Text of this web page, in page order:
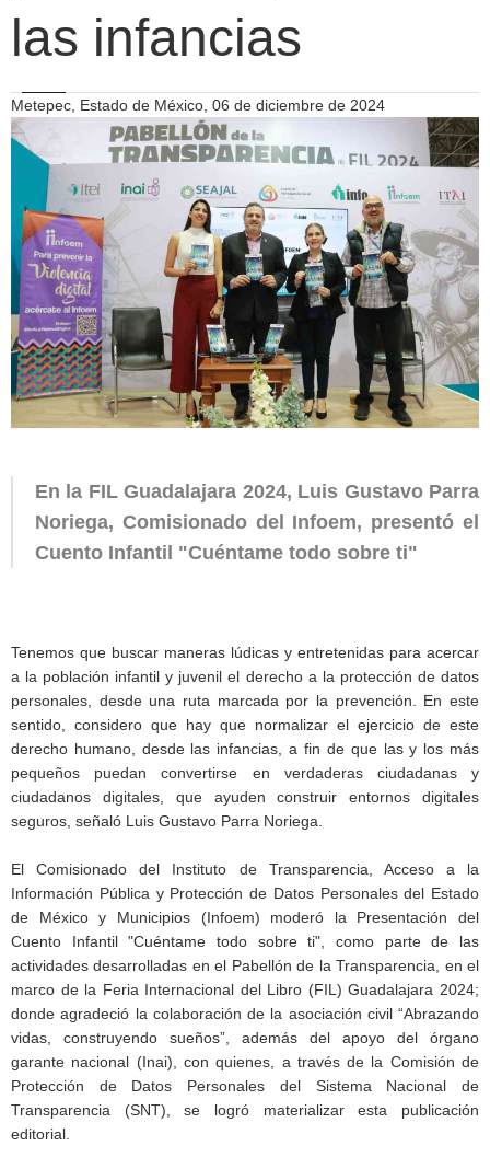
las infancias
Metepec, Estado de México, 06 de diciembre de 2024
En la FIL Guadalajara 2024, Luis Gustavo Parra
Noriega, Comisionado del Infoem, presentó el
Cuento Infantil "Cuéntame todo sobre ti"
Tenemos que buscar maneras lúdicas y entretenidas para acercar
a la población infantil y juvenil el derecho a la protección de datos
personales, desde una ruta marcada por la prevención. En este
sentido, considero que hay que normalizar el ejercicio de este
derecho humano, desde las infancias, a fin de que las y los más
pequeños puedan convertirse en verdaderas ciudadanas y
ciudadanos digitales, que ayuden construir entornos digitales
seguros, señaló Luis Gustavo Parra Noriega.
El Comisionado del Instituto de Transparencia, Acceso a la
Información Pública y Protección de Datos Personales del Estado
de México y Municipios (Infoem) moderó la Presentación del
Cuento Infantil "Cuéntame todo sobre ti", como parte de las
actividades desarrolladas en el Pabellón de la Transparencia, en el
marco de la Feria Internacional del Libro (FIL) Guadalajara 2024;
donde agradeció la colaboración de la asociación civil “Abrazando
vidas, construyendo sueños”, además del apoyo del órgano
garante nacional (Inai), con quienes, a través de la Comisión de
Protección de Datos Personales del Sistema Nacional de
Transparencia (SNT), se logró materializar esta publicación
editorial.